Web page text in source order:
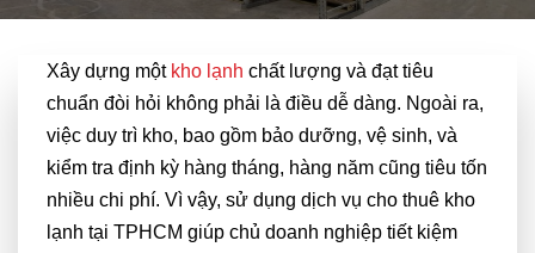
Xây dựng một kho lạnh chất lượng và đạt tiêu
chuẩn đòi hỏi không phải là điều dễ dàng. Ngoài ra,
việc duy trì kho, bao gồm bảo dưỡng, vệ sinh, và
kiểm tra định kỳ hàng tháng, hàng năm cũng tiêu tốn
nhiều chi phí. Vì vậy, sử dụng dịch vụ cho thuê kho
lạnh tại TPHCM giúp chủ doanh nghiệp tiết kiệm